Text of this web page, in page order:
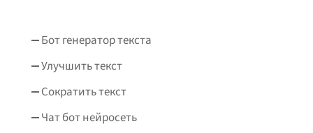
Бот генератор текста
Улучшить текст
Сократить текст
Чат бот нейросеть